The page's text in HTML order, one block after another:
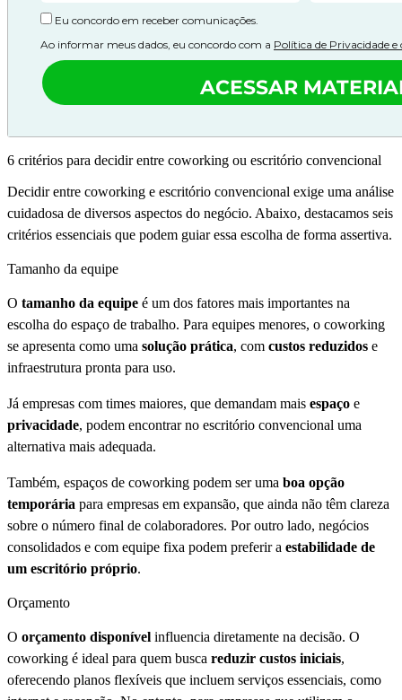
Eu concordo em receber comunicações.
Ao informar meus dados, eu concordo com a Política de Privacidade e
ACESSAR
6 critérios para decidir entre coworking ou escritório convencional
Decidir entre coworking e escritório convencional exige uma análise
cuidadosa de diversos aspectos do negócio. Abaixo, destacamos seis
critérios essenciais que podem guiar essa escolha de forma assertiva.
Tamanho da equipe
O tamanho da equipe é um dos fatores mais importantes na
escolha do espaço de trabalho. Para equipes menores, o coworking
se apresenta como uma solução prática, com custos reduzidos e
infraestrutura pronta para uso.
Já empresas com times maiores, que demandam mais espaço e
privacidade, podem encontrar no escritório convencional uma
alternativa mais adequada.
Também, espaços de coworking podem ser uma boa opção
temporária para empresas em expansão, que ainda não têm clareza
sobre o número final de colaboradores. Por outro lado, negócios
consolidados e com equipe fixa podem preferir a estabilidade de
um escritório próprio.
Orçamento
O orçamento disponível influencia diretamente na decisão. O
coworking é ideal para quem busca reduzir custos iniciais,
oferecendo planos flexíveis que incluem serviços essenciais, como